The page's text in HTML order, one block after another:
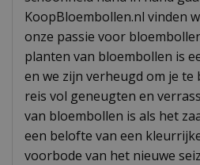
KoopBloembollen.nl vinden
onze passie voor
planten van bloembollen is
en we zijn verheugd om je te
reis vol geneugten en
van bloembollen is als het
een belofte van een
voorbode van het nieuwe